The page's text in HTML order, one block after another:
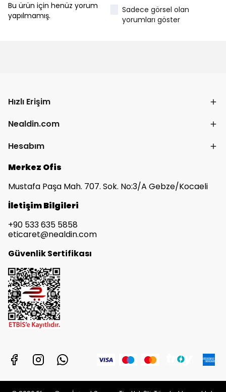
Bu ürün için henüz yorum
yapılmamış.
Sadece görsel olan
yorumları göster
Hızlı Erişim
Nealdin.com
Hesabım
Merkez Ofis
Mustafa Paşa Mah. 707. Sok. No:3/A Gebze/Kocaeli
İletişim Bilgileri
+90 533 635 5858
eticaret@nealdin.com
Güvenlik Sertifikası